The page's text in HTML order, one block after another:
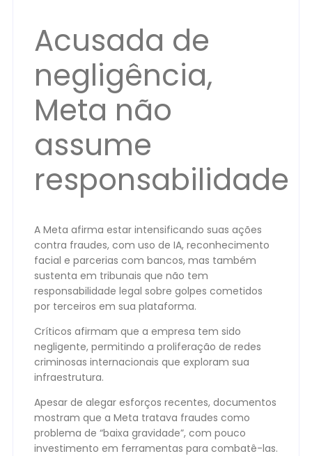
Acusada de
negligência,
Meta não
assume
responsabilidade
A Meta afirma estar intensificando suas ações
contra fraudes, com uso de IA, reconhecimento
facial e parcerias com bancos, mas também
sustenta em tribunais que não tem
responsabilidade legal sobre golpes cometidos
por terceiros em sua plataforma.
Críticos afirmam que a empresa tem sido
negligente, permitindo a proliferação de redes
criminosas internacionais que exploram sua
infraestrutura.
Apesar de alegar esforços recentes, documentos
mostram que a Meta tratava fraudes como
problema de “baixa gravidade”, com pouco
investimento em ferramentas para combatê-las.